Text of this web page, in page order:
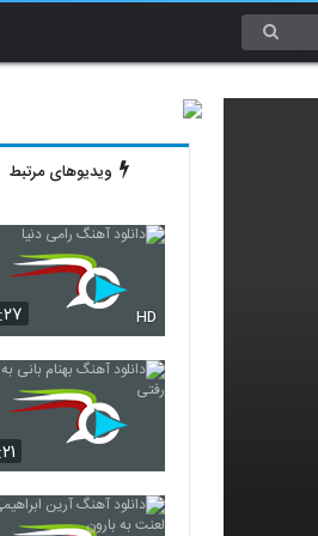
ویدیوهای مرتبط
HD